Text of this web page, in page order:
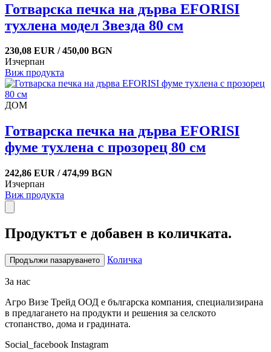
Готварска печка на дърва EFORISI
тухлена модел Звезда 80 см
230,08 EUR / 450,00 BGN
Изчерпан
Виж продукта
ДОМ
Готварска печка на дърва EFORISI
фуме тухлена с прозорец 80 см
242,86 EUR / 474,99 BGN
Изчерпан
Виж продукта
Продуктът е добавен в количката.
Продължи пазаруването Количка
За нас
Агро Визе Трейд ООД е българска компания, специализирана
в предлагането на продукти и решения за селското
стопанство, дома и градината.
Social_facebook Instagram